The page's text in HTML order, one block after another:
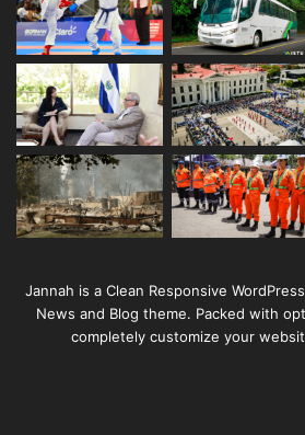
Jannah is a Clean Responsive
News and Blog theme. Packed with
completely customize your